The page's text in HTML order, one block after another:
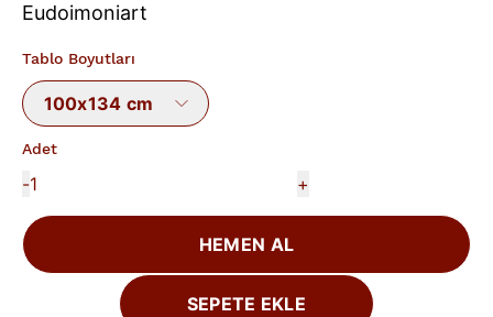
Eudoimoniart
Tablo Boyutları
100x134 cm
Adet
- +
HEMEN AL
SEPETE EKLE